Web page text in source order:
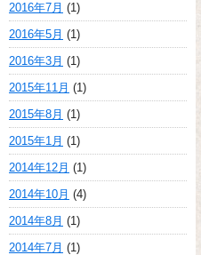
2016年7月 (1)
2016年5月 (1)
2016年3月 (1)
2015年11月 (1)
2015年8月 (1)
2015年1月 (1)
2014年12月 (1)
2014年10月 (4)
2014年8月 (1)
2014年7月 (1)